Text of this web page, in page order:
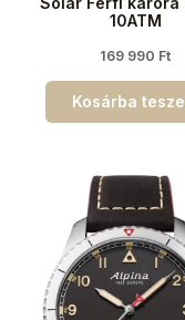
10ATM
169 990 Ft
Kosárba